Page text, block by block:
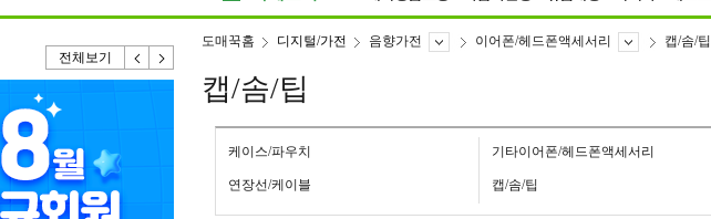
전체보기
도매꾹홈 디지털/가전 음향가전 이어폰/헤드폰액세서리 캡/솜/팁
캡/솜/팁
케이스/파우치 기타이어폰/헤드폰액세서리
연장선/케이블 캡/솜/팁